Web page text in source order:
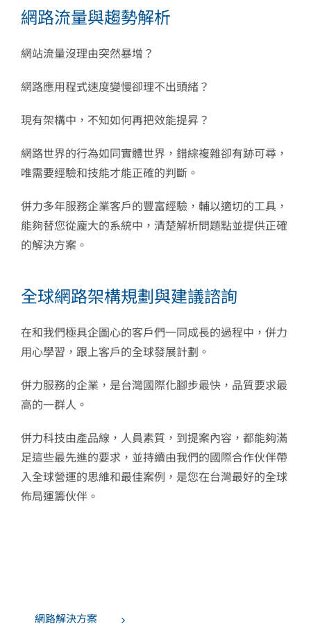
網路流量與趨勢解析
網站流量沒理由突然暴增？
網路應用程式速度變慢卻理不出頭緒？
現有架構中，不知如何再把效能提昇？
網路世界的行為如同實體世界，錯綜複雜卻有跡可尋，
唯需要經驗和技能才能正確的判斷。
併力多年服務企業客戶的豐富經驗，輔以適切的工具，
能夠替您從龐大的系統中，清楚解析問題點並提供正確
的解決方案。
全球網路架構規劃與建議諮詢
在和我們極具企圖心的客戶們一同成長的過程中，併力
用心學習，跟上客戶的全球發展計劃。
併力服務的企業，是台灣國際化腳步最快，品質要求最
高的一群人。
併力科技由產品線，人員素質，到提案內容，都能夠滿
足這些最先進的要求，並持續由我們的國際合作伙伴帶
入全球營運的思維和最佳案例，是您在台灣最好的全球
佈局運籌伙伴。
網路解決方案